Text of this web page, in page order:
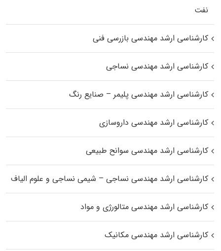
نفت
کارشناسی ارشد مهندسی بازرسی فنی
کارشناسی ارشد مهندسی نساجی
کارشناسی ارشد مهندسی پلیمر – صنایع رنگ
کارشناسی ارشد مهندسی داروسازی
کارشناسی ارشد مهندسی سوانح طبیعی
کارشناسی ارشد مهندسی نساجی – شیمی نساجی و علوم الیاف
کارشناسی ارشد مهندسی متالورژی و مواد
کارشناسی ارشد مهندسی مکانیک